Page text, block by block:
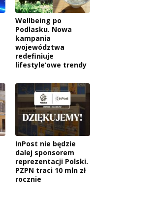
Wellbeing po
Podlasku. Nowa
kampania
województwa
redefiniuje
lifestyle’owe trendy
InPost nie będzie
dalej sponsorem
reprezentacji Polski.
PZPN traci 10 mln zł
rocznie